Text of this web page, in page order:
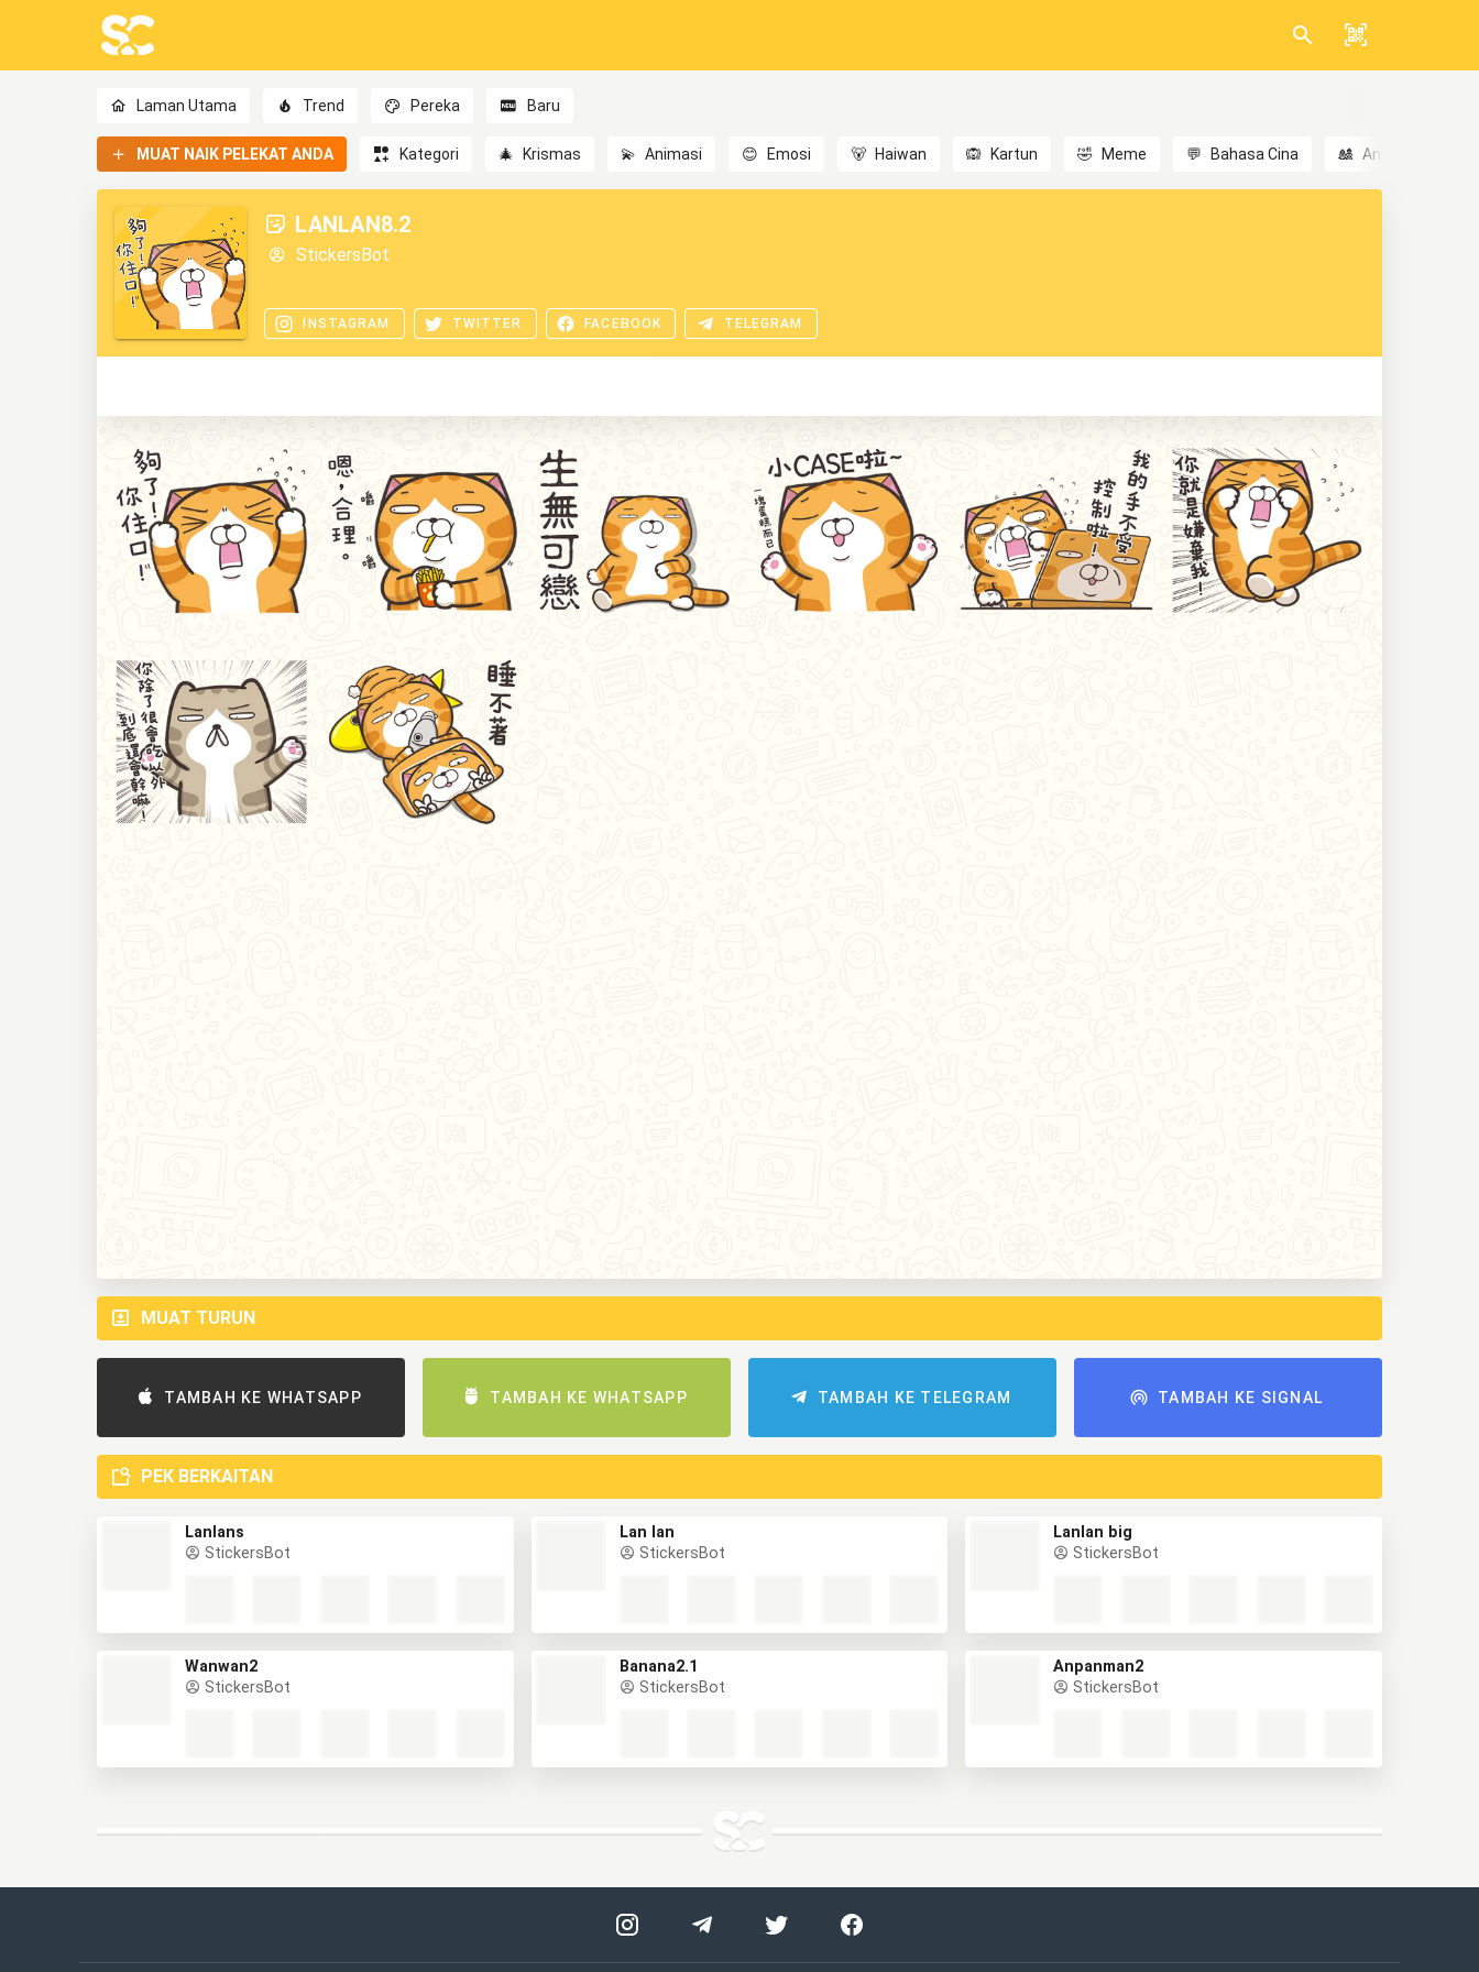
Laman Utama Trend Pereka Baru
MUAT NAIK PELEKAT ANDA Kategori 🎄 Krismas 💫 Animasi 😊 Emosi 🐻 Haiwan 🙉 Kartun 🤣 Meme 💬 Bahasa Cina 🎎 Anime
LANLAN8.2
StickersBot
INSTAGRAM TWITTER FACEBOOK TELEGRAM
MUAT TURUN
TAMBAH KE WHATSAPP TAMBAH KE WHATSAPP TAMBAH KE TELEGRAM TAMBAH KE SIGNAL
PEK BERKAITAN
Lanlans
StickersBot
Lan lan
StickersBot
Lanlan big
StickersBot
Wanwan2
StickersBot
Banana2.1
StickersBot
Anpanman2
StickersBot